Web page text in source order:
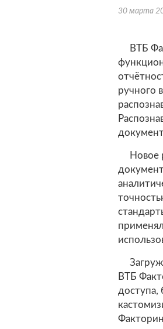
30 марта
ВТБ
ручного
Новое
ВТБ
доступа,